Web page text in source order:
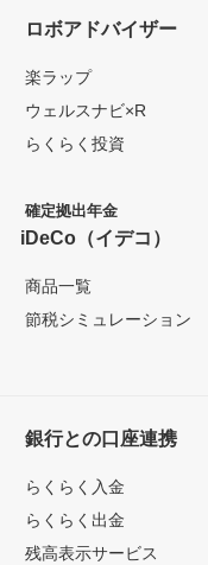
ロボアドバイザー
楽ラップ
ウェルスナビ×R
らくらく投資
確定拠出年金
iDeCo（イデコ）
商品一覧
節税シミュレーション
銀行との口座連携
らくらく入金
らくらく出金
残高表示サービス